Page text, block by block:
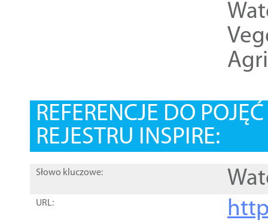
REFERENCJE DO
REJESTRU INSPIRE:
Słowo kluczowe:
URL: